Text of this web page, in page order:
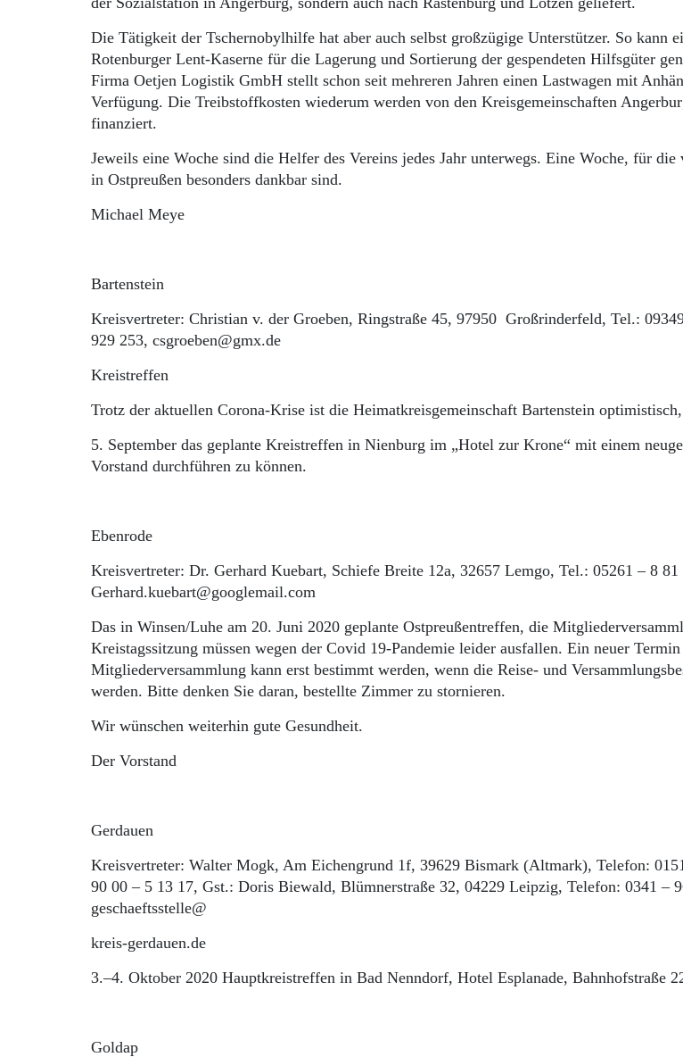
Die Tätigkeit der Tschernobylhilfe hat aber auch selbst großzügige Unterstützer. So kann
Rotenburger Lent-Kaserne für die Lagerung und Sortierung der gespendeten Hilfsgüter
Firma Oetjen Logistik GmbH stellt schon seit mehreren Jahren einen Lastwagen mit
Verfügung. Die Treibstoffkosten wiederum werden von den Kreisgemeinschaften
finanziert.
Jeweils eine Woche sind die Helfer des Vereins jedes Jahr unterwegs. Eine Woche, für
in Ostpreußen besonders dankbar sind.
Michael Meye
Bartenstein
Kreisvertreter: Christian v. der Groeben, Ringstraße 45, 97950 Großrinderfeld, Tel.:
929 253, csgroeben@gmx.de
Kreistreffen
Trotz der aktuellen Corona-Krise ist die Heimatkreisgemeinschaft Bartenstein
5. September das geplante Kreistreffen in Nienburg im „Hotel zur Krone“ mit einem
Vorstand durchführen zu können.
Ebenrode
Kreisvertreter: Dr. Gerhard Kuebart, Schiefe Breite 12a, 32657 Lemgo, Tel.: 05261 – 8 81
Gerhard.kuebart@googlemail.com
Das in Winsen/Luhe am 20. Juni 2020 geplante Ostpreußentreffen, die
Kreistagssitzung müssen wegen der Covid 19-Pandemie leider ausfallen. Ein neuer
Mitgliederversammlung kann erst bestimmt werden, wenn die Reise- und
werden. Bitte denken Sie daran, bestellte Zimmer zu stornieren.
Wir wünschen weiterhin gute Gesundheit.
Der Vorstand
Gerdauen
Kreisvertreter: Walter Mogk, Am Eichengrund 1f, 39629 Bismark (Altmark), Telefon:
90 00 – 5 13 17, Gst.: Doris Biewald, Blümnerstraße 32, 04229 Leipzig, Telefon: 0341 –
geschaeftsstelle@
kreis-gerdauen.de
3.–4. Oktober 2020 Hauptkreistreffen in Bad Nenndorf, Hotel Esplanade, Bahnhofstraße
Goldap